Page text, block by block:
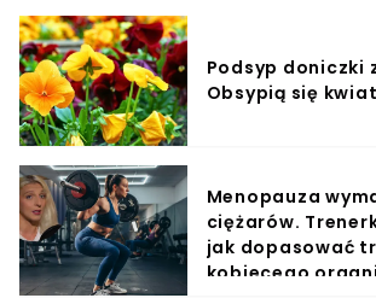
Podsyp doniczki
Obsypią się
Menopauza
ciężarów.
jak dopasować
kobiecego